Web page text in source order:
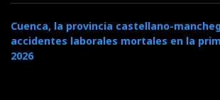
Cuenca, la provincia castellano-
accidentes laborales mortales en la
2026